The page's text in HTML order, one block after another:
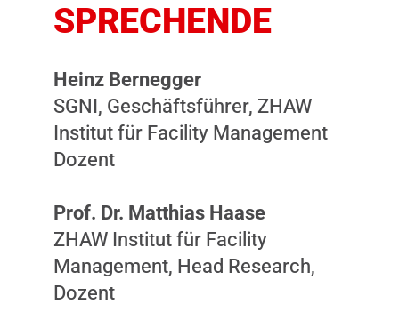
SPRECHENDE
Heinz Bernegger
SGNI, Geschäftsführer, ZHAW
Institut für Facility Management
Dozent
Prof. Dr. Matthias Haase
ZHAW Institut für Facility
Management, Head Research,
Dozent